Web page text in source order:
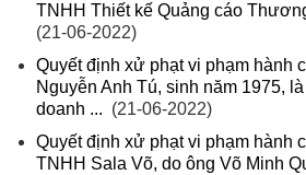
TNHH Thiết kế Quảng cáo
(21-06-2022)
Quyết định xử phạt vi phạm hành
Nguyễn Anh Tú, sinh năm 1975,
doanh ... (21-06-2022)
Quyết định xử phạt vi phạm hành
TNHH Sala Võ, do ông Võ Minh